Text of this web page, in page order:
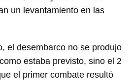
un levantamiento en las
el desembarco no se produjo
estaba previsto, sino el 2
el primer combate resultó